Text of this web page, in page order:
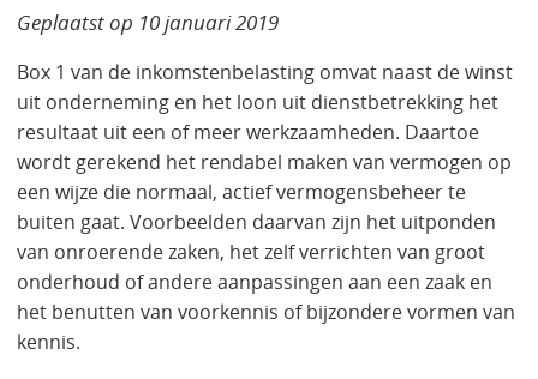
Geplaatst op 10 januari 2019
Box 1 van de inkomstenbelasting omvat naast de winst
uit onderneming en het loon uit dienstbetrekking het
resultaat uit een of meer werkzaamheden. Daartoe
wordt gerekend het rendabel maken van vermogen op
een wijze die normaal, actief vermogensbeheer te
buiten gaat. Voorbeelden daarvan zijn het uitponden
van onroerende zaken, het zelf verrichten van groot
onderhoud of andere aanpassingen aan een zaak en
het benutten van voorkennis of bijzondere vormen van
kennis.